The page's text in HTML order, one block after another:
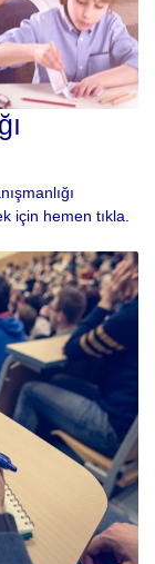
için hemen tıkla.